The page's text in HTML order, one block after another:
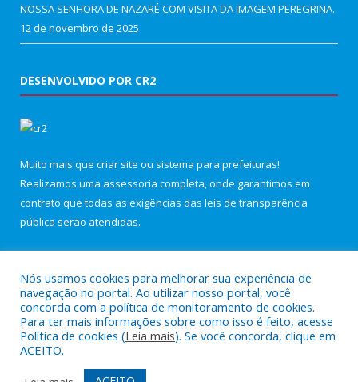
NOSSA SENHORA DE NAZARÉ COM VISITA DA IMAGEM PEREGRINA.
12 de novembro de 2025
DESENVOLVIDO POR CR2
Muito mais que criar site ou sistema para prefeituras!
Realizamos uma assessoria completa, onde garantimos em
contrato que todas as exigências das leis de transparência
pública serão atendidas.
Todos os direitos reservados a Câmara Municipal de Maracanã.
Nós usamos cookies para melhorar sua experiência de
navegação no portal. Ao utilizar nosso portal, você
concorda com a política de monitoramento de cookies.
Para ter mais informações sobre como isso é feito, acesse
Política de cookies (Leia mais). Se você concorda, clique em
ACEITO.